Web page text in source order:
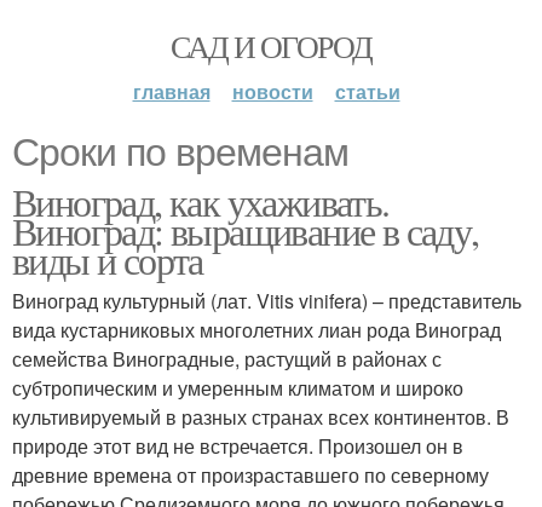
САД И ОГОРОД
главная новости статьи
Сроки по временам
Виноград, как ухаживать.
Виноград: выращивание в саду,
виды и сорта
Виноград культурный (лат. Vitis vinifera) – представитель
вида кустарниковых многолетних лиан рода Виноград
семейства Виноградные, растущий в районах с
субтропическим и умеренным климатом и широко
культивируемый в разных странах всех континентов. В
природе этот вид не встречается. Произошел он в
древние времена от произраставшего по северному